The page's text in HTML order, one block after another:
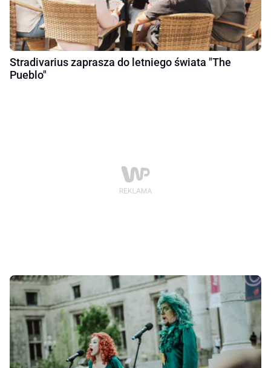
Stradivarius zaprasza do letniego świata "The
Pueblo"